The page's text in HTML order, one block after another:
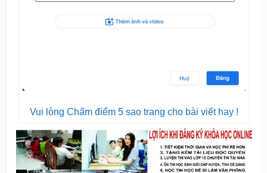
Vui lòng Chấm điểm 5 sao trang cho bài viết hay !